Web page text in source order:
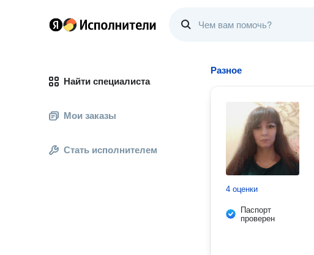
Найти специалиста
Мои заказы
Стать исполнителем
Разное
4 оценки
Паспорт
проверен